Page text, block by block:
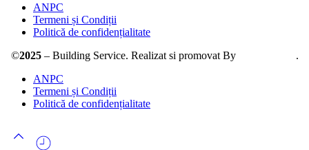
ANPC
Termeni și Condiții
Politică de confidențialitate
©2025– Building Service. Realizat si promovat By
.
ANPC
Termeni și Condiții
Politică de confidențialitate